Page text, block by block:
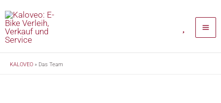
Inhalt
springen
KALOVEO » Das Team